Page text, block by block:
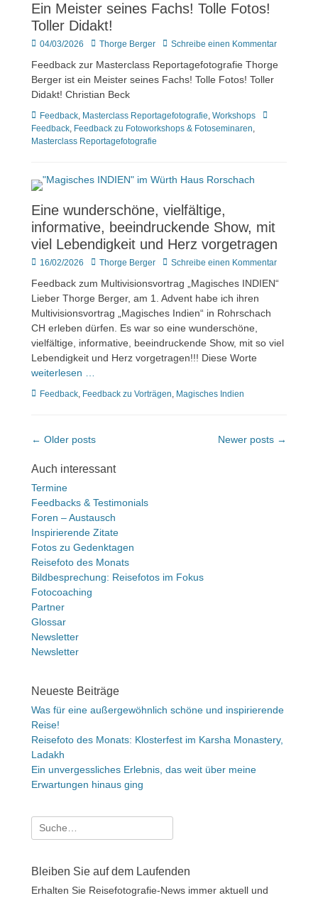
Ein Meister seines Fachs! Tolle Fotos!
Toller Didakt!
Veröffentlicht
04/03/2026 Author
Thorge Berger Schreibe einen Kommentar
Feedback zur Masterclass Reportagefotografie Thorge
Berger ist ein Meister seines Fachs! Tolle Fotos! Toller
Didakt! Christian Beck
Kategorien
Feedback, Masterclass Reportagefotografie, Workshops
Tags
Feedback, Feedback zu Fotoworkshops & Fotoseminaren,
Masterclass Reportagefotografie
Eine wunderschöne, vielfältige,
informative, beeindruckende Show, mit
viel Lebendigkeit und Herz vorgetragen
Veröffentlicht
16/02/2026 Author
Thorge Berger Schreibe einen Kommentar
Feedback zum Multivisionsvortrag „Magisches INDIEN“
Lieber Thorge Berger, am 1. Advent habe ich ihren
Multivisionsvortrag „Magisches Indien“ in Rohrschach
CH erleben dürfen. Es war so eine wunderschöne,
vielfältige, informative, beeindruckende Show, mit so viel
Lebendigkeit und Herz vorgetragen!!! Diese Worte
weiterlesen …
Kategorien
Feedback, Feedback zu Vorträgen, Magisches Indien
Beitragsnavigation
← Older posts Newer posts →
Auch interessant
Termine
Feedbacks & Testimonials
Foren – Austausch
Inspirierende Zitate
Fotos zu Gedenktagen
Reisefoto des Monats
Bildbesprechung: Reisefotos im Fokus
Fotocoaching
Partner
Glossar
Newsletter
Newsletter
Neueste Beiträge
Was für eine außergewöhnlich schöne und inspirierende
Reise!
Reisefoto des Monats: Klosterfest im Karsha Monastery,
Ladakh
Ein unvergessliches Erlebnis, das weit über meine
Erwartungen hinaus ging
Suche
nach:
Bleiben Sie auf dem Laufenden
Erhalten Sie Reisefotografie-News immer aktuell und